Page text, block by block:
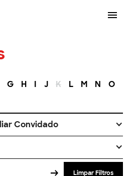
G H I J K L M N O
Convidado
Limpar Filtros